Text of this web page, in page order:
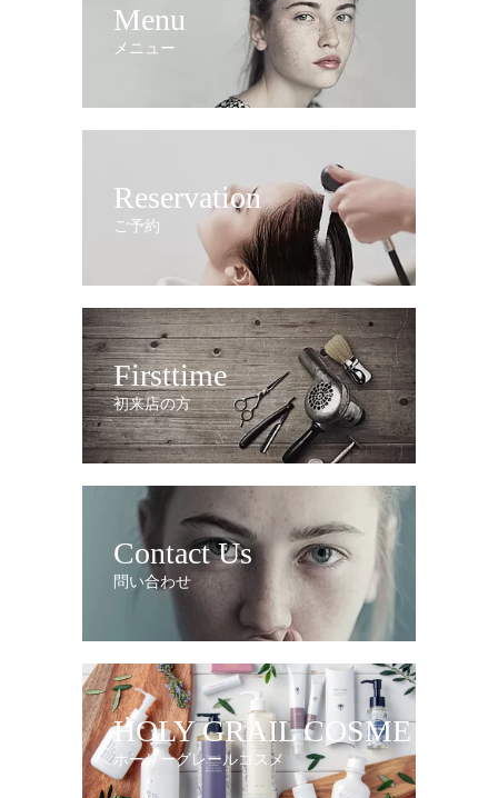
Menu
メニュー
Reservation
ご予約
Firsttime
初来店の方
Contact Us
問い合わせ
HOLY GRAIL COSME
ホーリーグレールコスメ